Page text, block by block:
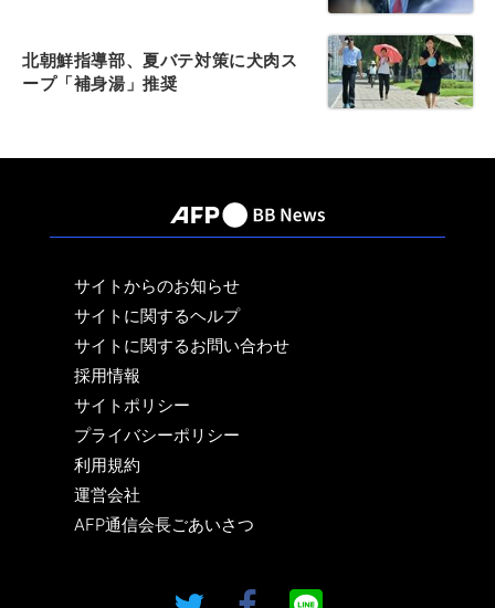
北朝鮮指導部、夏バテ対策に犬肉ス
ープ「補身湯」推奨
サイトからのお知らせ
サイトに関するヘルプ
サイトに関するお問い合わせ
採用情報
サイトポリシー
プライバシーポリシー
利用規約
運営会社
AFP通信会長ごあいさつ